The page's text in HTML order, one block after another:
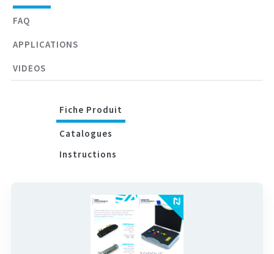
auto, plans 2D, 3D instantanés…)
FAQ
APPLICATIONS
VIDEOS
Fiche Produit
Catalogues
Instructions